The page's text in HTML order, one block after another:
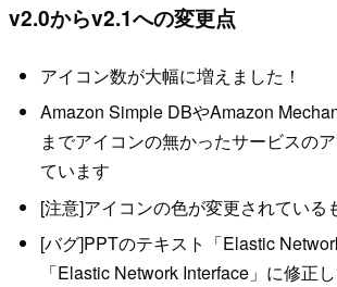
v2.0からv2.1への変更点
アイコン数が大幅に増えました！
Amazon Simple DBやAmazon
までアイコンの無かったサービスの
ています
[注意]アイコンの色が変更されている
[バグ]PPTのテキスト「Elastic
「Elastic Network Interface」に修正